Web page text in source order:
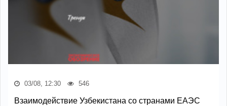
03/08, 12:30 546
Взаимодействие Узбекистана со странами ЕАЭС